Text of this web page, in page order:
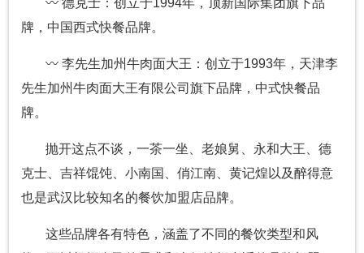
〰 德克士：创立于1994年，顶新国际集团旗下品
牌，中国西式快餐品牌。
〰 李先生加州牛肉面大王：创立于1993年，天津李
先生加州牛肉面大王有限公司旗下品牌，中式快餐品
牌。
抛开这点不谈，一茶一坐、老娘舅、永和大王、德
克士、吉祥馄饨、小南国、俏江南、黄记煌以及醉得意
也是武汉比较知名的餐饮加盟店品牌。
这些品牌各有特色，涵盖了不同的餐饮类型和风